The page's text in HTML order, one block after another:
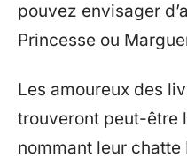
pouvez envisager
Princesse ou
Les amoureux des
trouveront peut-être
nommant leur chatte